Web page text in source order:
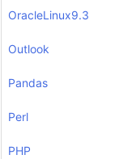
OracleLinux9.3
Outlook
Pandas
Perl
PHP